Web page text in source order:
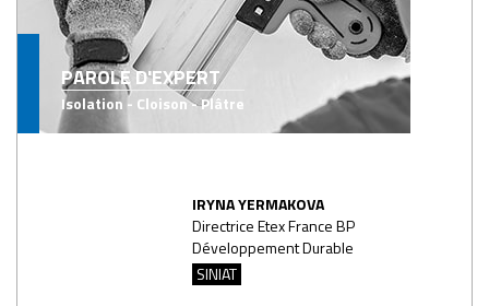
PAROLE D'EXPERT
Isolation - Cloison - Plâtre
IRYNA YERMAKOVA
Directrice Etex France BP
Développement Durable
SINIAT